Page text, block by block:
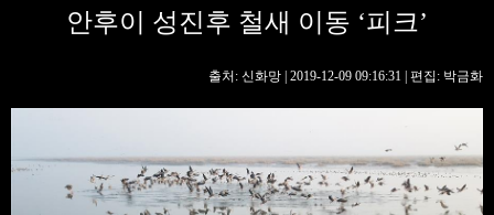
경제 사회 포토
핫 TV 문화
생생 중국어
안후이 성진후 철새 이동 ‘피크’
출처: 신화망 | 2019-12-09 09:16:31 | 편집: 박금화